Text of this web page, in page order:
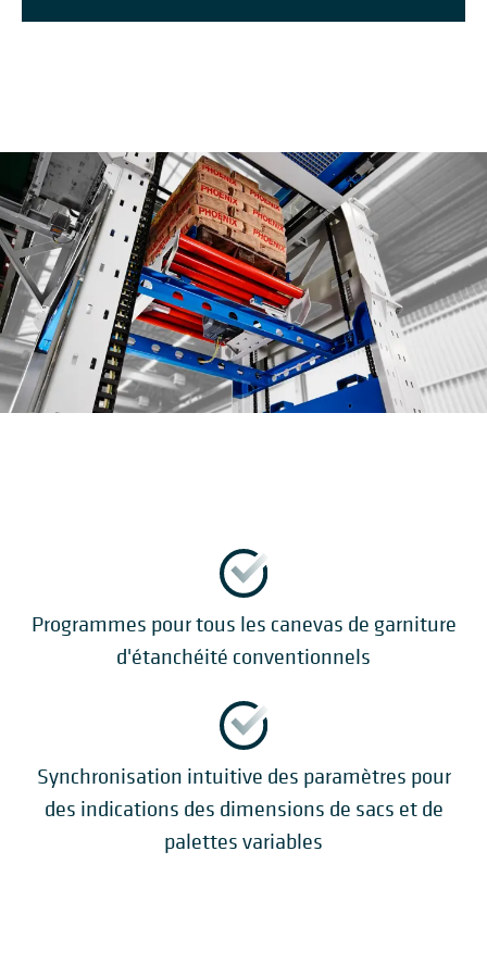
Programmes pour tous les canevas de garniture
d'étanchéité conventionnels
Synchronisation intuitive des paramètres pour
des indications des dimensions de sacs et de
palettes variables